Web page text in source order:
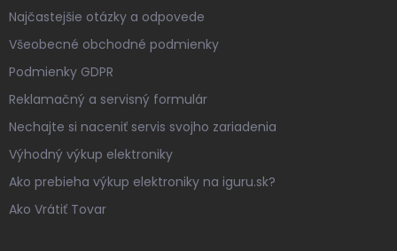
Najčastejšie otázky a odpovede
Všeobecné obchodné podmienky
Podmienky GDPR
Reklamačný a servisný formulár
Nechajte si naceniť servis svojho zariadenia
Výhodný výkup elektroniky
Ako prebieha výkup elektroniky na iguru.sk?
Ako Vrátiť Tovar